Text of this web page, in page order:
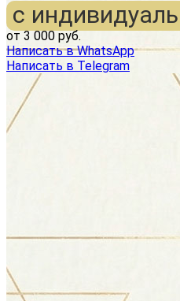
c
от 3 000 руб.
Написать в WhatsApp
Написать в Telegram